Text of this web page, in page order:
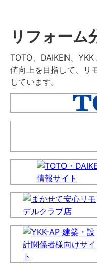
リフォーム
TOTO、DAIKEN、
値向上を目指して、リ
しています。